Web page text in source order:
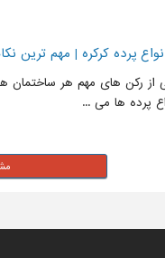
پرده کرکره | مهم ترین
از رکن های مهم هر ساختمان
پرده ها می ...